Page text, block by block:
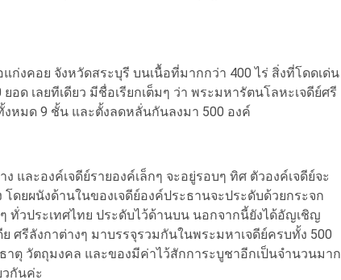
งคอย จังหวัดสระบุรี บนเนื้อที่มากกว่า 400 ไร่ สิ่งที่โดดเด่น
ด เลยทีเดียว มีชื่อเรียกเต็มๆ ว่า พระมหารัตนโลหะเจดีย์ศรี
หมด 9 ชั้น และตั้งลดหลั่นกันลงมา 500 องค์
ละองค์เจดีย์รายองค์เล็กๆ จะอยู่รอบๆ ทิศ ตัวองค์เจดีย์จะ
ดยผนังด้านในของเจดีย์องค์ประธานจะประดับด้วยกระจก
ทั่วประเทศไทย ประดับไว้ด้านบน นอกจากนี้ยังได้อัญเชิญ
ศรีลังกาต่างๆ มาบรรจุรวมกันในพระมหาเจดีย์ครบทั้ง 500
ตุ วัตถุมงคล และของมีค่าไว้สักการะบูชาอีกเป็นจำนวนมาก
วกันค่ะ